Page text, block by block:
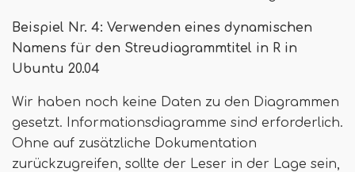
Beispiel Nr. 4: Verwenden eines dynamischen
Namens für den Streudiagrammtitel in R in
Ubuntu 20.04
Wir haben noch keine Daten zu den Diagrammen
gesetzt. Informationsdiagramme sind erforderlich.
Ohne auf zusätzliche Dokumentation
zurückzugreifen, sollte der Leser in der Lage sein,